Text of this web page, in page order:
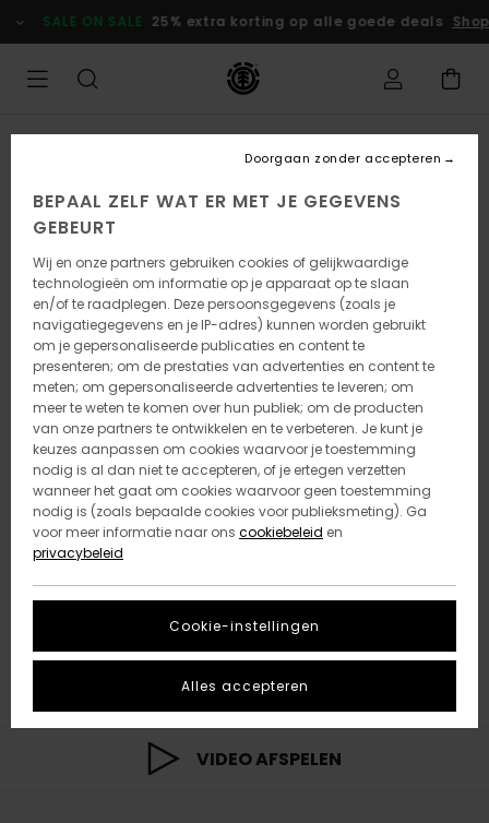
naar
Productinformatie
SALE ON SALE 25% extra korting op alle goede deals
VIDEO AFSPELEN
BEPAAL ZELF WAT ER MET JE GEGEVENS
GEBEURT
Wij en onze partners gebruiken cookies of gelijkwaardige
technologieën om informatie op je apparaat op te slaan
en/of te raadplegen. Deze persoonsgegevens (zoals je
navigatiegegevens en je IP-adres) kunnen worden gebruikt
om je gepersonaliseerde publicaties en content te
presenteren; om de prestaties van advertenties en content te
meten; om gepersonaliseerde advertenties te leveren; om
meer te weten te komen over hun publiek; om de producten
van onze partners te ontwikkelen en te verbeteren. Je kunt je
keuzes aanpassen om cookies waarvoor je toestemming
nodig is al dan niet te accepteren, of je ertegen verzetten
wanneer het gaat om cookies waarvoor geen toestemming
nodig is (zoals bepaalde cookies voor publieksmeting). Ga
voor meer informatie naar ons cookiebeleid en
privacybeleid
Cookie-instellingen
Doorgaan zonder accepteren
Alles accepteren